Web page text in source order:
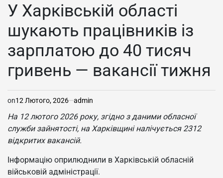
У Харківській області
шукають працівників із
зарплатою до 40 тисяч
гривень — вакансії тижня
on12 Лютого, 2026 admin
На 12 лютого 2026 року, згідно з даними обласної
служби зайнятості, на Харківщині налічується 2312
відкритих вакансій.
Інформацію оприлюднили в Харківській обласній
військовій адміністрації.